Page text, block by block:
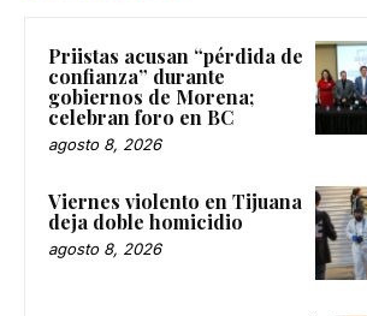
Priistas acusan “pérdida de
confianza” durante
gobiernos de Morena;
celebran foro en BC
agosto 8, 2026
Viernes violento en Tijuana
deja doble homicidio
agosto 8, 2026